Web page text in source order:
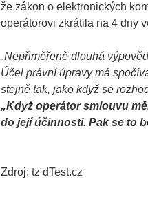
že zákon o elektronických
operátorovi zkrátila na 4 dny
„Nepřiměřeně dlouhá
Účel právní úpravy má
stejně tak, jako když se
„Když operátor smlouvu
do její účinnosti. Pak se to
Zdroj: tz dTest.cz